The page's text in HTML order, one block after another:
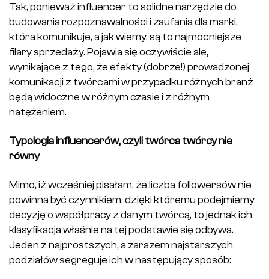
Tak, ponieważ influencer to solidne narzędzie do
budowania rozpoznawalności i zaufania dla marki,
która komunikuje, a jak wiemy, są to najmocniejsze
filary sprzedaży. Pojawia się oczywiście ale,
wynikające z tego, że efekty (dobrze!) prowadzonej
komunikacji z twórcami w przypadku różnych branż
będą widoczne w różnym czasie i z różnym
natężeniem.
Typologia influencerów, czyli twórca twórcy nie
równy
Mimo, iż wcześniej pisałam, że liczba followersów nie
powinna być czynnikiem, dzięki któremu podejmiemy
decyzję o współpracy z danym twórcą, to jednak ich
klasyfikacja właśnie na tej podstawie się odbywa.
Jeden z najprostszych, a zarazem najstarszych
podziałów segreguje ich w następujący sposób: